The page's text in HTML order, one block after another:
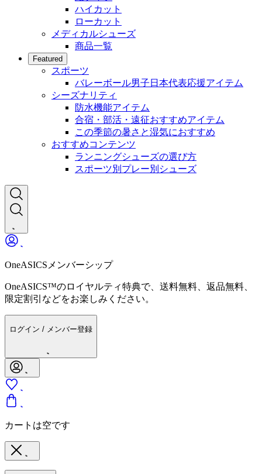
ハイカット
ローカット
メディカルシューズ
商品一覧
Featured
スポーツ
バレーボール男子日本代表応援アイテム
シーズナリティ
防水機能アイテム
合宿・部活・遠征おすすめアイテム
この季節の暑さと湿気におすすめ
おすすめコンテンツ
ランニングシューズの選び方
スポーツ別プレー別シューズ
OneASICSメンバーシップ
OneASICS™のロイヤルティ特典で、送料無料、返品無料、
限定割引などをお楽しみください。
ログイン / メンバー登録
カートは空です